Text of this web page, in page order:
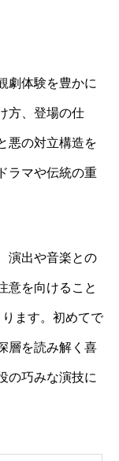
劇体験を豊かに
方、登場の仕
悪の対立構造を
ラマや伝統の重
演出や音楽との
意を向けること
ます。初めてで
層を読み解く喜
の巧みな演技に